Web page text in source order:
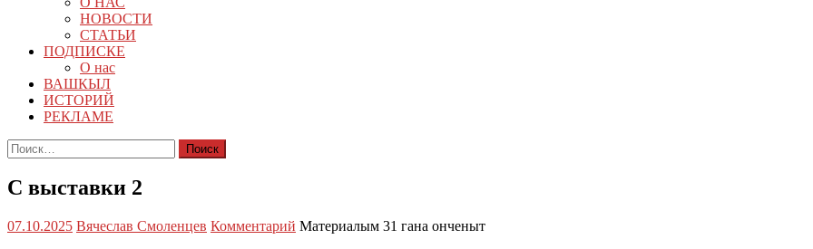
НОВОСТИ
СТАТЬИ
ПОДПИСКЕ
О нас
ВАШКЫЛ
ИСТОРИЙ
РЕКЛАМЕ
Найти:
С выставки 2
07.10.2025 Вячеслав Смоленцев Комментарий Материалым 31 гана онченыт